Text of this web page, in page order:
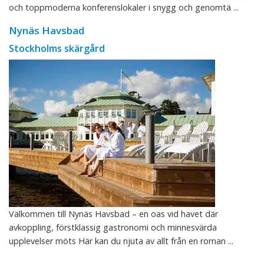
och toppmoderna konferenslokaler i snygg och genomtä ...
Nynäs Havsbad
Stockholms skärgård
Välkommen till Nynäs Havsbad – en oas vid havet där
avkoppling, förstklassig gastronomi och minnesvärda
upplevelser möts Här kan du njuta av allt från en roman ...